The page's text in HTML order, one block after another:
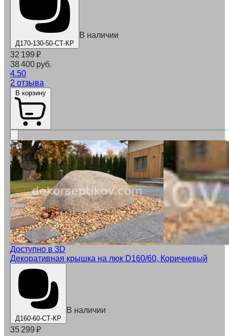
Д170-130-50-СТ-КР
В наличии
32 199 ₽
38 400 руб.
4.50
2 отзыва
Доступно в 3D
Декоративная крышка на люк D160/60, Коричневый
Д160-60-СТ-КР
В наличии
35 299 ₽